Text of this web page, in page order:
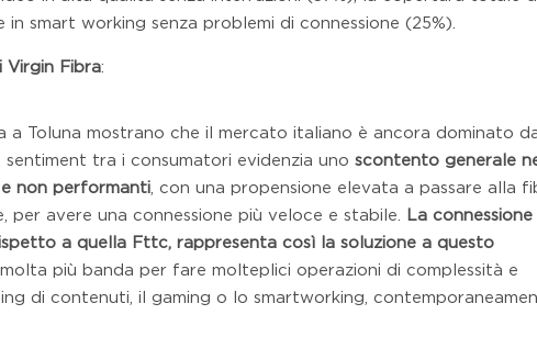
smart working senza problemi di connessione (25%).
Virgin Fibra:
a Toluna mostrano che il mercato italiano è ancora dominato
tra i consumatori evidenzia uno scontento generale
non performanti , con una propensione elevata a passare alla
per avere una connessione più veloce e stabile. La connessione
a quella Fttc, rappresenta così la soluzione a questo
più banda per fare molteplici operazioni di complessità e
di contenuti, il gaming o lo smartworking,